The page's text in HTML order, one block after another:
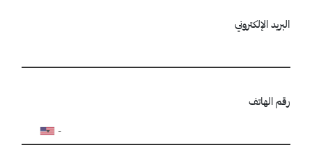
البريد الإلكتروني
رقم الهاتف